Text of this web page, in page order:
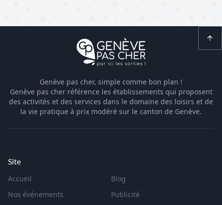
Genève pas cher, simple comme bon plan !
Genève pas cher référence les établissements qui proposent
des activités et des services dans le domaine des loisirs et de
la vie pratique à prix modéré sur le canton de Genève.
Site
Accueil
Blog
Nos événements
Publicité